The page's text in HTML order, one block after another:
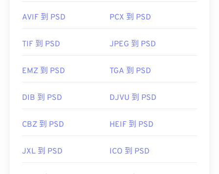
初始發佈日期：
1990 年 2 月 19 日
https://www.lifewire.com/psd-file-2622194
AVIF 到 PSD PCX 到 PSD
TIF 到 PSD JPEG 到 PSD
EMZ 到 PSD TGA 到 PSD
DIB 到 PSD DJVU 到 PSD
CBZ 到 PSD HEIF 到 PSD
JXL 到 PSD ICO 到 PSD